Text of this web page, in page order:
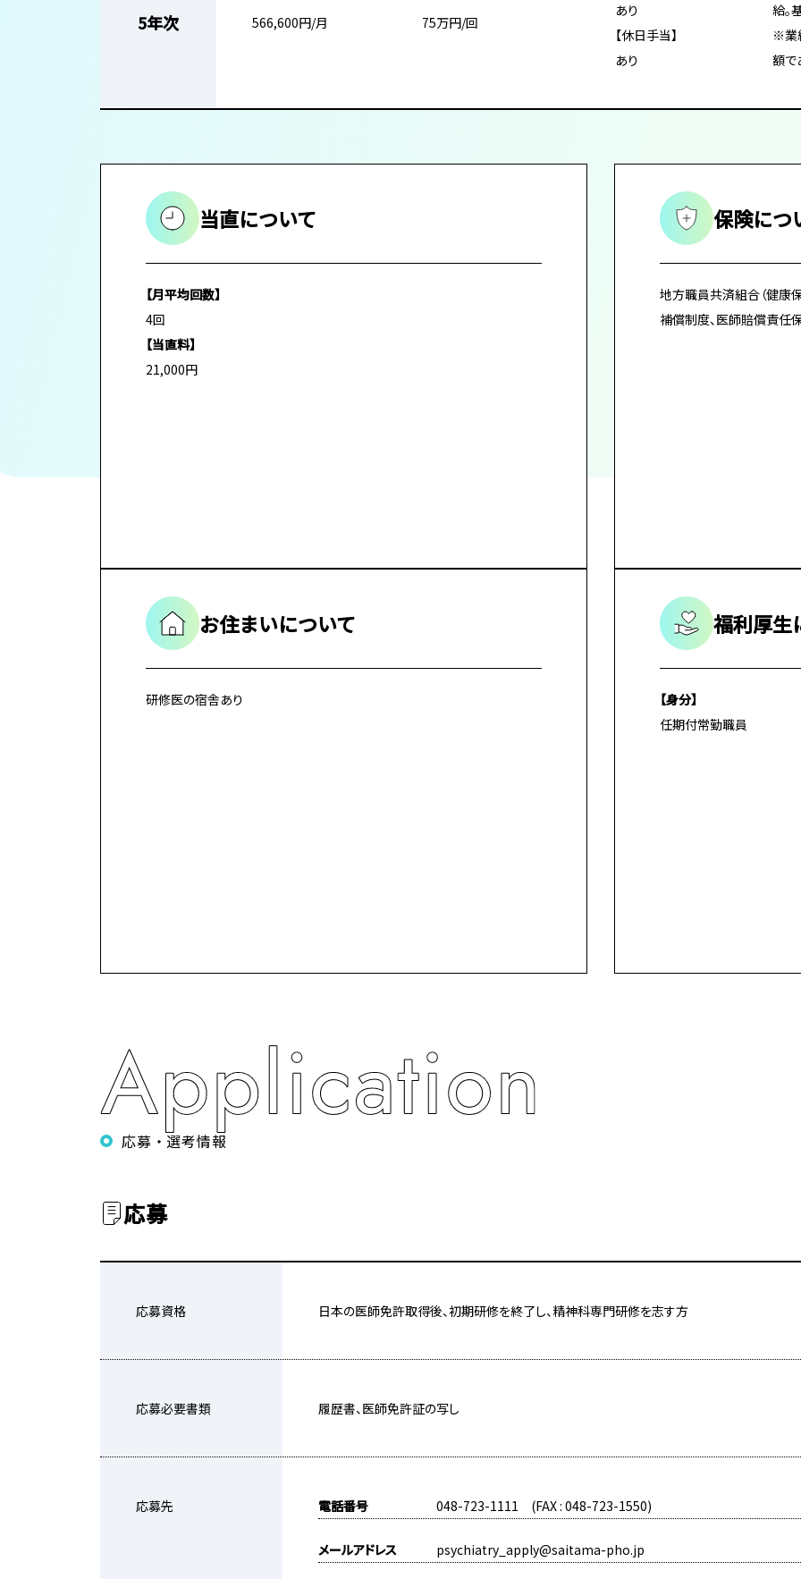
5年次 566,600円/月 75万円/回
あり
【休日手当】
あり
給。
※業
額で
当直について
【月平均回数】
4回
【当直料】
21,000円
保険につ
地方職員共済組合（健康
補償制度、医師賠償責任
お住まいについて
研修医の宿舎あり
福利厚生
【身分】
任期付常勤職員
応募・選考情報
応募
応募資格 日本の医師免許取得後、初期研修を終了し、精神科専門研修を志す方
応募必要書類 履歴書、医師免許証の写し
応募先 電話番号 048-723-1111 (FAX : 048-723-1550)
メールアドレス psychiatry_apply@saitama-pho.jp